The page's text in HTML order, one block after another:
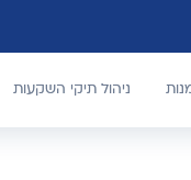
ניהול תיקי השקעות